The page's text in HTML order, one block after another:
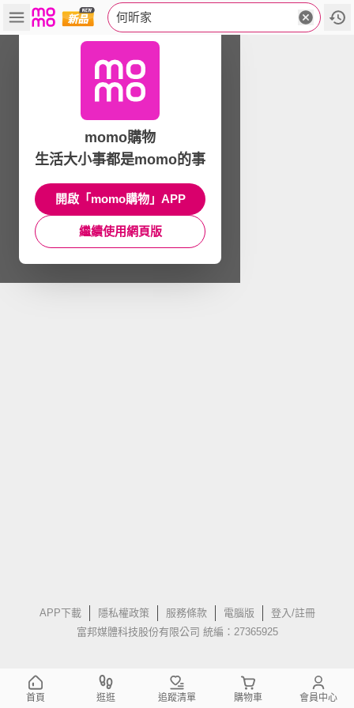
何昕家
APP下載 隱私權政策 服務條款 電腦版
登入/註冊
富邦媒體科技股份有限公司 統編：27365925
momo購物
生活大小事都是momo的事
開啟「momo購物」APP
繼續使用網頁版
首頁 逛逛 追蹤清單 購物車 會員中心